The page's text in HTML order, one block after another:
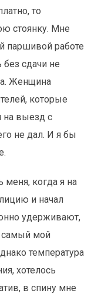
то
стоянку. Мне
паршивой работе
без сдачи не
Женщина
которые
на выезд с
не дал. И я бы
меня, когда я на
и начал
удерживают,
самый мой
температура
хотелось
в спину мне